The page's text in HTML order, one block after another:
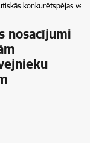
konkurētspējas
nosacījumi